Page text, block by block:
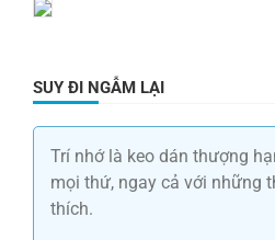
SUY ĐI NGẪM LẠI
Trí nhớ là keo dán thượng
mọi thứ, ngay cả với những
thích.